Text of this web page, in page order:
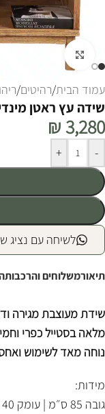
עמוד הבית/רהיטים/
שידה עץ ראטן
₪3,280
-
+Alternative:
לשיחה עם נציג
תיאורמשלוחים והרכבות
שידת מעוצבת מגירה
מלאה בסטייל כפרי
נוחה מאד לשימוש
מידות:
גובה 85 ס״מ | עומק 40 ס״מ | אורך 101 ס״מ